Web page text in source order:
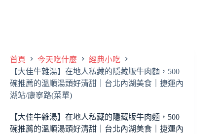
首頁 今天吃什麼
經典小吃
【大佳牛雜湯】在地人私藏的隱藏版牛肉麵，500
碗推薦的溫順湯頭好清甜｜台北內湖美食｜捷運內
湖站/康寧路(菜單)
【大佳牛雜湯】在地人私藏的隱藏版牛肉麵，500
碗推薦的溫順湯頭好清甜｜台北內湖美食｜捷運內